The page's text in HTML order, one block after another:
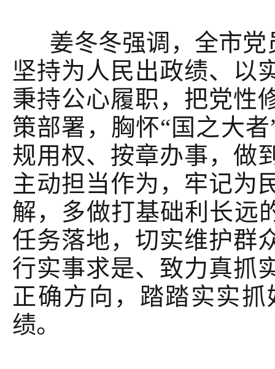
姜冬冬强调，全市党
坚持为人民出政绩、以
秉持公心履职，把党性
策部署，胸怀“国之大者
规用权、按章办事，做
主动担当作为，牢记为
解，多做打基础利长远
任务落地，切实维护群
行实事求是、致力真抓
正确方向，踏踏实实
绩。